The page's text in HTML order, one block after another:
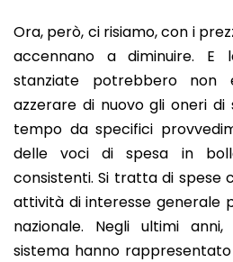
Ora, però, ci risiamo, con i
accennano a diminuire. E
stanziate potrebbero non
azzerare di nuovo gli oneri
tempo da specifici
delle voci di spesa in
consistenti. Si tratta di spese
attività di interesse generale
nazionale. Negli ultimi
sistema hanno